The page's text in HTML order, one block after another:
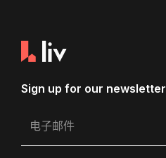
Sign up for our newsletter